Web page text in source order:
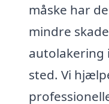
måske har
mindre
autolakering
sted. Vi